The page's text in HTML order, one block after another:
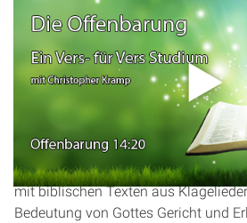
23. März 2016 974Klicks
In dieser Predigt wird der letzte Vers
Vers 20, beleuchtet, der eine
Ernte der Bösen liefert. Christopher
symbolische Sprache der blutigen
mit biblischen Texten aus
Bedeutung von Gottes Gericht und